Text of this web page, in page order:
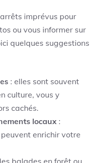
imprévus pour
ou vous informer sur
quelques suggestions
: elles sont souvent
culture, vous y
cachés.
locaux :
enrichir votre
balades en forêt ou